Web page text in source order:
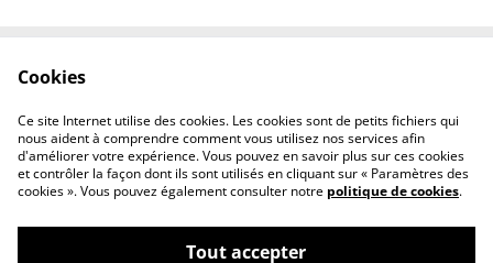
Privacy Policy
Cookie Policy
Conditions générales
Cookies
Ce site Internet utilise des cookies. Les cookies sont de petits fichiers qui
nous aident à comprendre comment vous utilisez nos services afin
d'améliorer votre expérience. Vous pouvez en savoir plus sur ces cookies
et contrôler la façon dont ils sont utilisés en cliquant sur « Paramètres des
cookies ». Vous pouvez également consulter notre politique de cookies.
Tout accepter